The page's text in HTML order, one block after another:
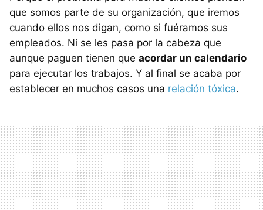
que somos parte de su organización, que iremos
cuando ellos nos digan, como si fuéramos sus
empleados. Ni se les pasa por la cabeza que
aunque paguen tienen que acordar un calendario
para ejecutar los trabajos. Y al final se acaba por
establecer en muchos casos una relación tóxica.